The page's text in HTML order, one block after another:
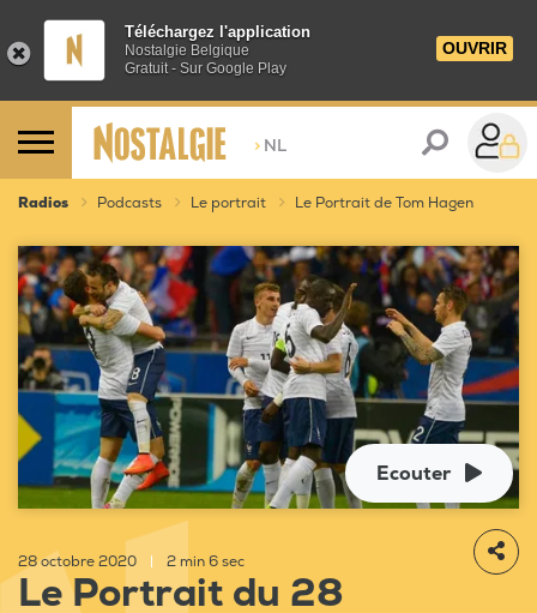
Téléchargez l'application
Nostalgie Belgique
Gratuit - Sur Google Play
OUVRIR
> NL
Radios Podcasts Le portrait Le Portrait de Tom Hagen
Ecouter
28 octobre 2020 2 min 6 sec
Le Portrait du 28